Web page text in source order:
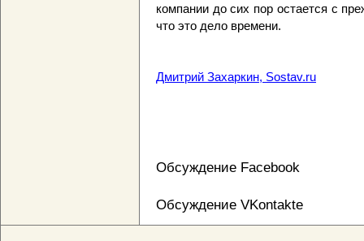
компании до сих пор остается с
что это дело времени.
Дмитрий Захаркин, Sostav.ru
Обсуждение Facebook
Обсуждение VKontakte